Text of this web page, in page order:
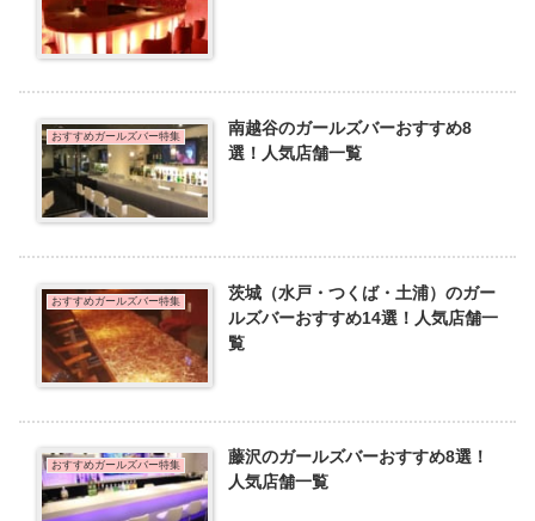
おすすめガールズバー特集
南越谷のガールズバーおすすめ8
選！人気店舗一覧
おすすめガールズバー特集
茨城（水戸・つくば・土浦）のガー
ルズバーおすすめ14選！人気店舗一
覧
おすすめガールズバー特集
藤沢のガールズバーおすすめ8選！
人気店舗一覧